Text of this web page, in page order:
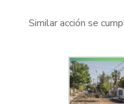
Similar acción se